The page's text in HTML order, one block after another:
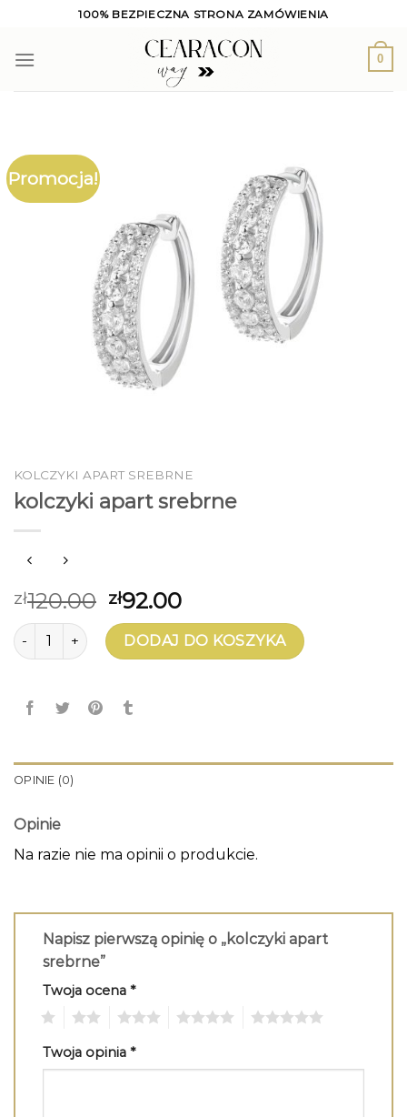
content
100% BEZPIECZNA STRONA ZAMÓWIENIA
0
Promocja!
KOLCZYKI APART SREBRNE
kolczyki apart srebrne
zł120.00 zł92.00
ilość kolczyki apart srebrneDODAJ DO KOSZYKA
OPINIE (0)
Opinie
Na razie nie ma opinii o produkcie.
Napisz pierwszą opinię o „kolczyki apart
srebrne”
Twoja ocena *
Twoja opinia *